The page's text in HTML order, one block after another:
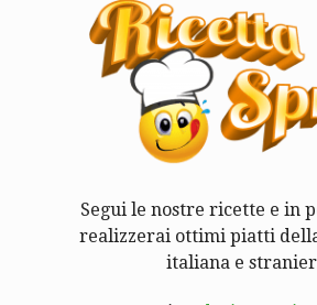
Segui le nostre ricette e in
realizzerai ottimi piatti
italiana e